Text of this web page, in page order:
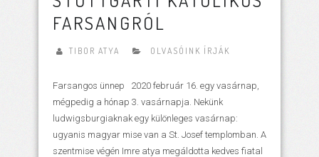
FARSANGRÓL
TIBOR ATYA OLVASÓINK ÍRJÁK
Farsangos ünnep 2020 február 16. egy vasárnap,
mégpedig a hónap 3. vasárnapja. Nekünk
ludwigsburgiaknak egy különleges vasárnap:
ugyanis magyar mise van a St. Josef templomban. A
szentmise végén Imre atya megáldotta kedves fiatal